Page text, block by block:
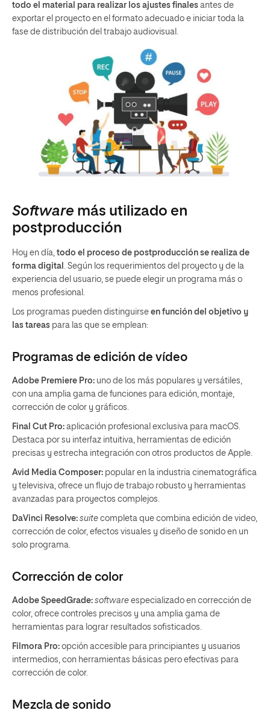
todo el material para realizar los ajustes finales antes de
exportar el proyecto en el formato adecuado e iniciar toda la
fase de distribución del trabajo audiovisual.
Software más utilizado en
postproducción
Hoy en día, todo el proceso de postproducción se realiza de
forma digital . Según los requerimientos del proyecto y de la
experiencia del usuario, se puede elegir un programa más o
menos profesional.
Los programas pueden distinguirse en función del objetivo y
las tareas para las que se emplean:
Programas de edición de vídeo
Adobe Premiere Pro: uno de los más populares y versátiles,
con una amplia gama de funciones para edición, montaje,
corrección de color y gráficos.
Final Cut Pro: aplicación profesional exclusiva para macOS.
Destaca por su interfaz intuitiva, herramientas de edición
precisas y estrecha integración con otros productos de Apple.
Avid Media Composer: popular en la industria cinematográfica
y televisiva, ofrece un flujo de trabajo robusto y herramientas
avanzadas para proyectos complejos.
DaVinci Resolve: suite completa que combina edición de video,
corrección de color, efectos visuales y diseño de sonido en un
solo programa.
Corrección de color
Adobe SpeedGrade: software especializado en corrección de
color, ofrece controles precisos y una amplia gama de
herramientas para lograr resultados sofisticados.
Filmora Pro: opción accesible para principiantes y usuarios
intermedios, con herramientas básicas pero efectivas para
corrección de color.
Mezcla de sonido